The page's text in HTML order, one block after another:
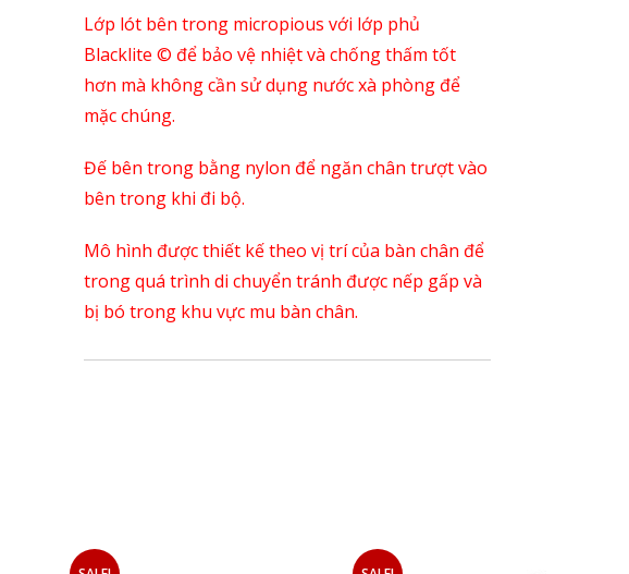
Lớp lót bên trong micropious với lớp phủ
Blacklite © để bảo vệ nhiệt và chống thấm tốt
hơn mà không cần sử dụng nước xà phòng để
mặc chúng.
Đế bên trong bằng nylon để ngăn chân trượt vào
bên trong khi đi bộ.
Mô hình được thiết kế theo vị trí của bàn chân để
trong quá trình di chuyển tránh được nếp gấp và
bị bó trong khu vực mu bàn chân.